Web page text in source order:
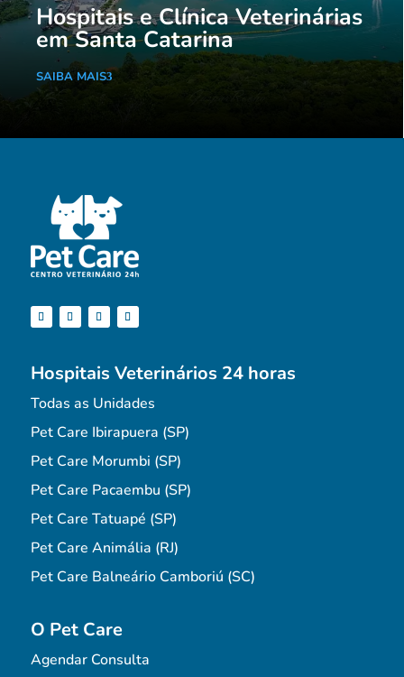
Hospitais e Clínica Veterinárias
em Santa Catarina
SAIBA MAIS
Hospitais Veterinários 24 horas
Todas as Unidades
Pet Care Ibirapuera (SP)
Pet Care Morumbi (SP)
Pet Care Pacaembu (SP)
Pet Care Tatuapé (SP)
Pet Care Animália (RJ)
Pet Care Balneário Camboriú (SC)
O Pet Care
Agendar Consulta